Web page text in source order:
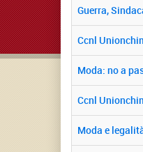
titolo
Guerra,
Ccnl
Moda: no a
Ccnl
Moda e